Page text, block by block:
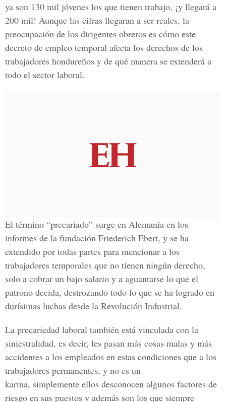
ya son 130 mil jóvenes los que tienen trabajo, ¡y llegará a
200 mil! Aunque las cifras llegaran a ser reales, la
preocupación de los dirigentes obreros es cómo este
decreto de empleo temporal afecta los derechos de los
trabajadores hondureños y de qué manera se extenderá a
todo el sector laboral.
El término “precariado” surge en Alemania en los
informes de la fundación Friederich Ebert, y se ha
extendido por todas partes para mencionar a los
trabajadores temporales que no tienen ningún derecho,
solo a cobrar un bajo salario y a aguantarse lo que el
patrono decida, destrozando todo lo que se ha logrado en
durísimas luchas desde la Revolución Industrial.
La precariedad laboral también está vinculada con la
siniestralidad, es decir, les pasan más cosas malas y más
accidentes a los empleados en estas condiciones que a los
trabajadores permanentes, y no es un
karma, simplemente ellos desconocen algunos factores de
riesgo en sus puestos y además son los que siempre